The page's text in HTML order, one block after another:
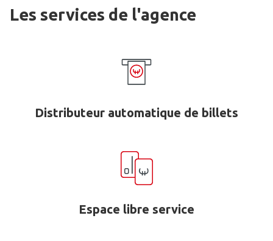
Les services de l'agence
Distributeur automatique de billets
Espace libre service